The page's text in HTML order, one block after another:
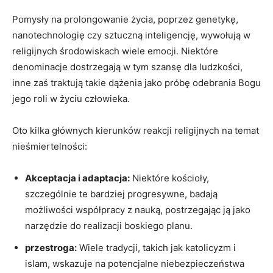
Pomysły na prolongowanie życia, poprzez genetykę,
nanotechnologię czy sztuczną inteligencję, wywołują w
religijnych środowiskach wiele emocji. Niektóre
denominacje dostrzegają w tym szansę dla ludzkości,
inne zaś traktują takie dążenia jako próbę odebrania Bogu
jego roli w życiu człowieka.
Oto kilka głównych kierunków reakcji religijnych na temat
nieśmiertelności:
Akceptacja i adaptacja: Niektóre kościoły,
szczególnie te bardziej progresywne, badają
możliwości współpracy z nauką, postrzegając ją jako
narzędzie do realizacji boskiego planu.
przestroga: Wiele tradycji, takich jak katolicyzm i
islam, wskazuje na potencjalne niebezpieczeństwa